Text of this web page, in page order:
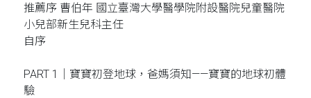
推薦序 曹伯年 國立臺灣大學醫學院附設醫院兒童醫院
小兒部新生兒科主任
自序
PART 1｜寶寶初登地球，爸媽須知——寶寶的地球初體
驗